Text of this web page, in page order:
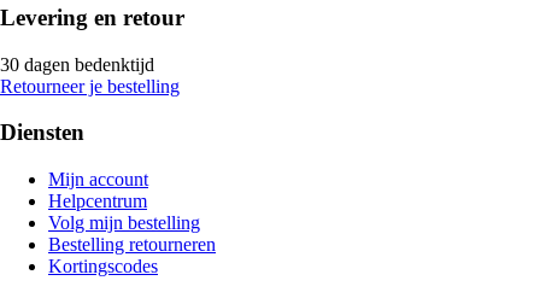
Levering en retour
30 dagen bedenktijd
Retourneer je bestelling
Diensten
Mijn account
Helpcentrum
Volg mijn bestelling
Bestelling retourneren
Kortingscodes